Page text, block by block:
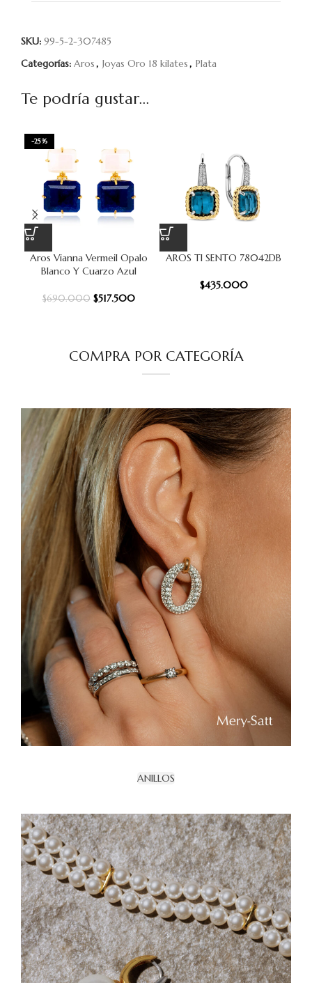
SKU: 99-5-2-307485
Categorías: Aros, Joyas Oro 18 kilates, Plata
Te podría gustar...
-25%
Aros Vianna Vermeil Opalo
Blanco Y Cuarzo Azul
$690.000 $517.500
AROS TI SENTO 78042DB
$435.000
COMPRA POR CATEGORÍA
ANILLOS